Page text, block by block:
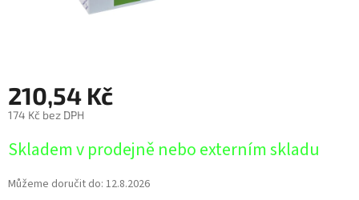
210,54 Kč
174 Kč bez DPH
cena:
Skladem v prodejně nebo externím skladu
Můžeme doručit do: 12.8.2026